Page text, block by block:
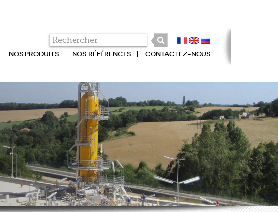
NOS PRODUITS NOS RÉFÉRENCES CONTACTEZ-NOUS